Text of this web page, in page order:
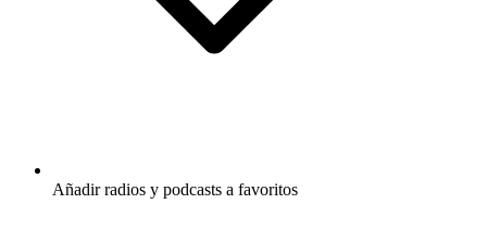
Añadir radios y podcasts a favoritos